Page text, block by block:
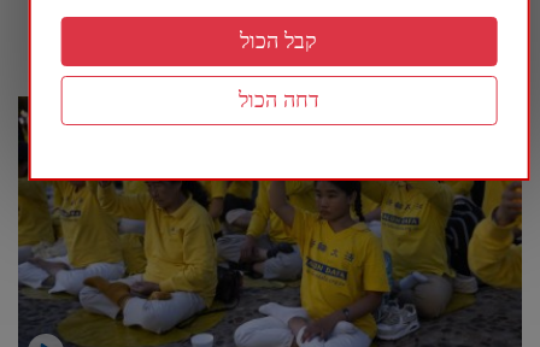
דחה הכול
קבל הכול